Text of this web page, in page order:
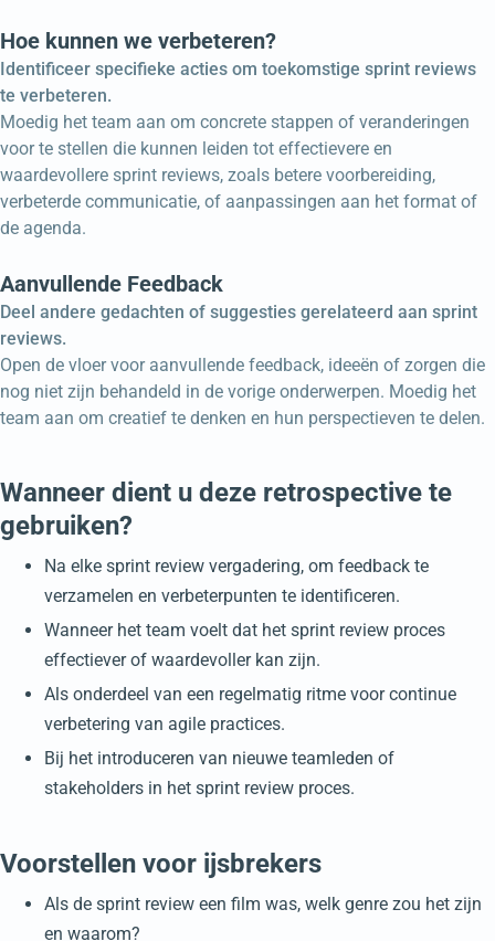
Hoe kunnen we verbeteren?
Identificeer specifieke acties om toekomstige sprint reviews
te verbeteren.
Moedig het team aan om concrete stappen of veranderingen
voor te stellen die kunnen leiden tot effectievere en
waardevollere sprint reviews, zoals betere voorbereiding,
verbeterde communicatie, of aanpassingen aan het format of
de agenda.
Aanvullende Feedback
Deel andere gedachten of suggesties gerelateerd aan sprint
reviews.
Open de vloer voor aanvullende feedback, ideeën of zorgen die
nog niet zijn behandeld in de vorige onderwerpen. Moedig het
team aan om creatief te denken en hun perspectieven te delen.
Wanneer dient u deze retrospective te
gebruiken?
Na elke sprint review vergadering, om feedback te
verzamelen en verbeterpunten te identificeren.
Wanneer het team voelt dat het sprint review proces
effectiever of waardevoller kan zijn.
Als onderdeel van een regelmatig ritme voor continue
verbetering van agile practices.
Bij het introduceren van nieuwe teamleden of
stakeholders in het sprint review proces.
Voorstellen voor ijsbrekers
Als de sprint review een film was, welk genre zou het zijn
en waarom?